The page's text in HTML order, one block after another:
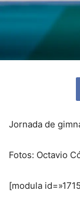
Jornada de
Fotos: Octavio
[modula